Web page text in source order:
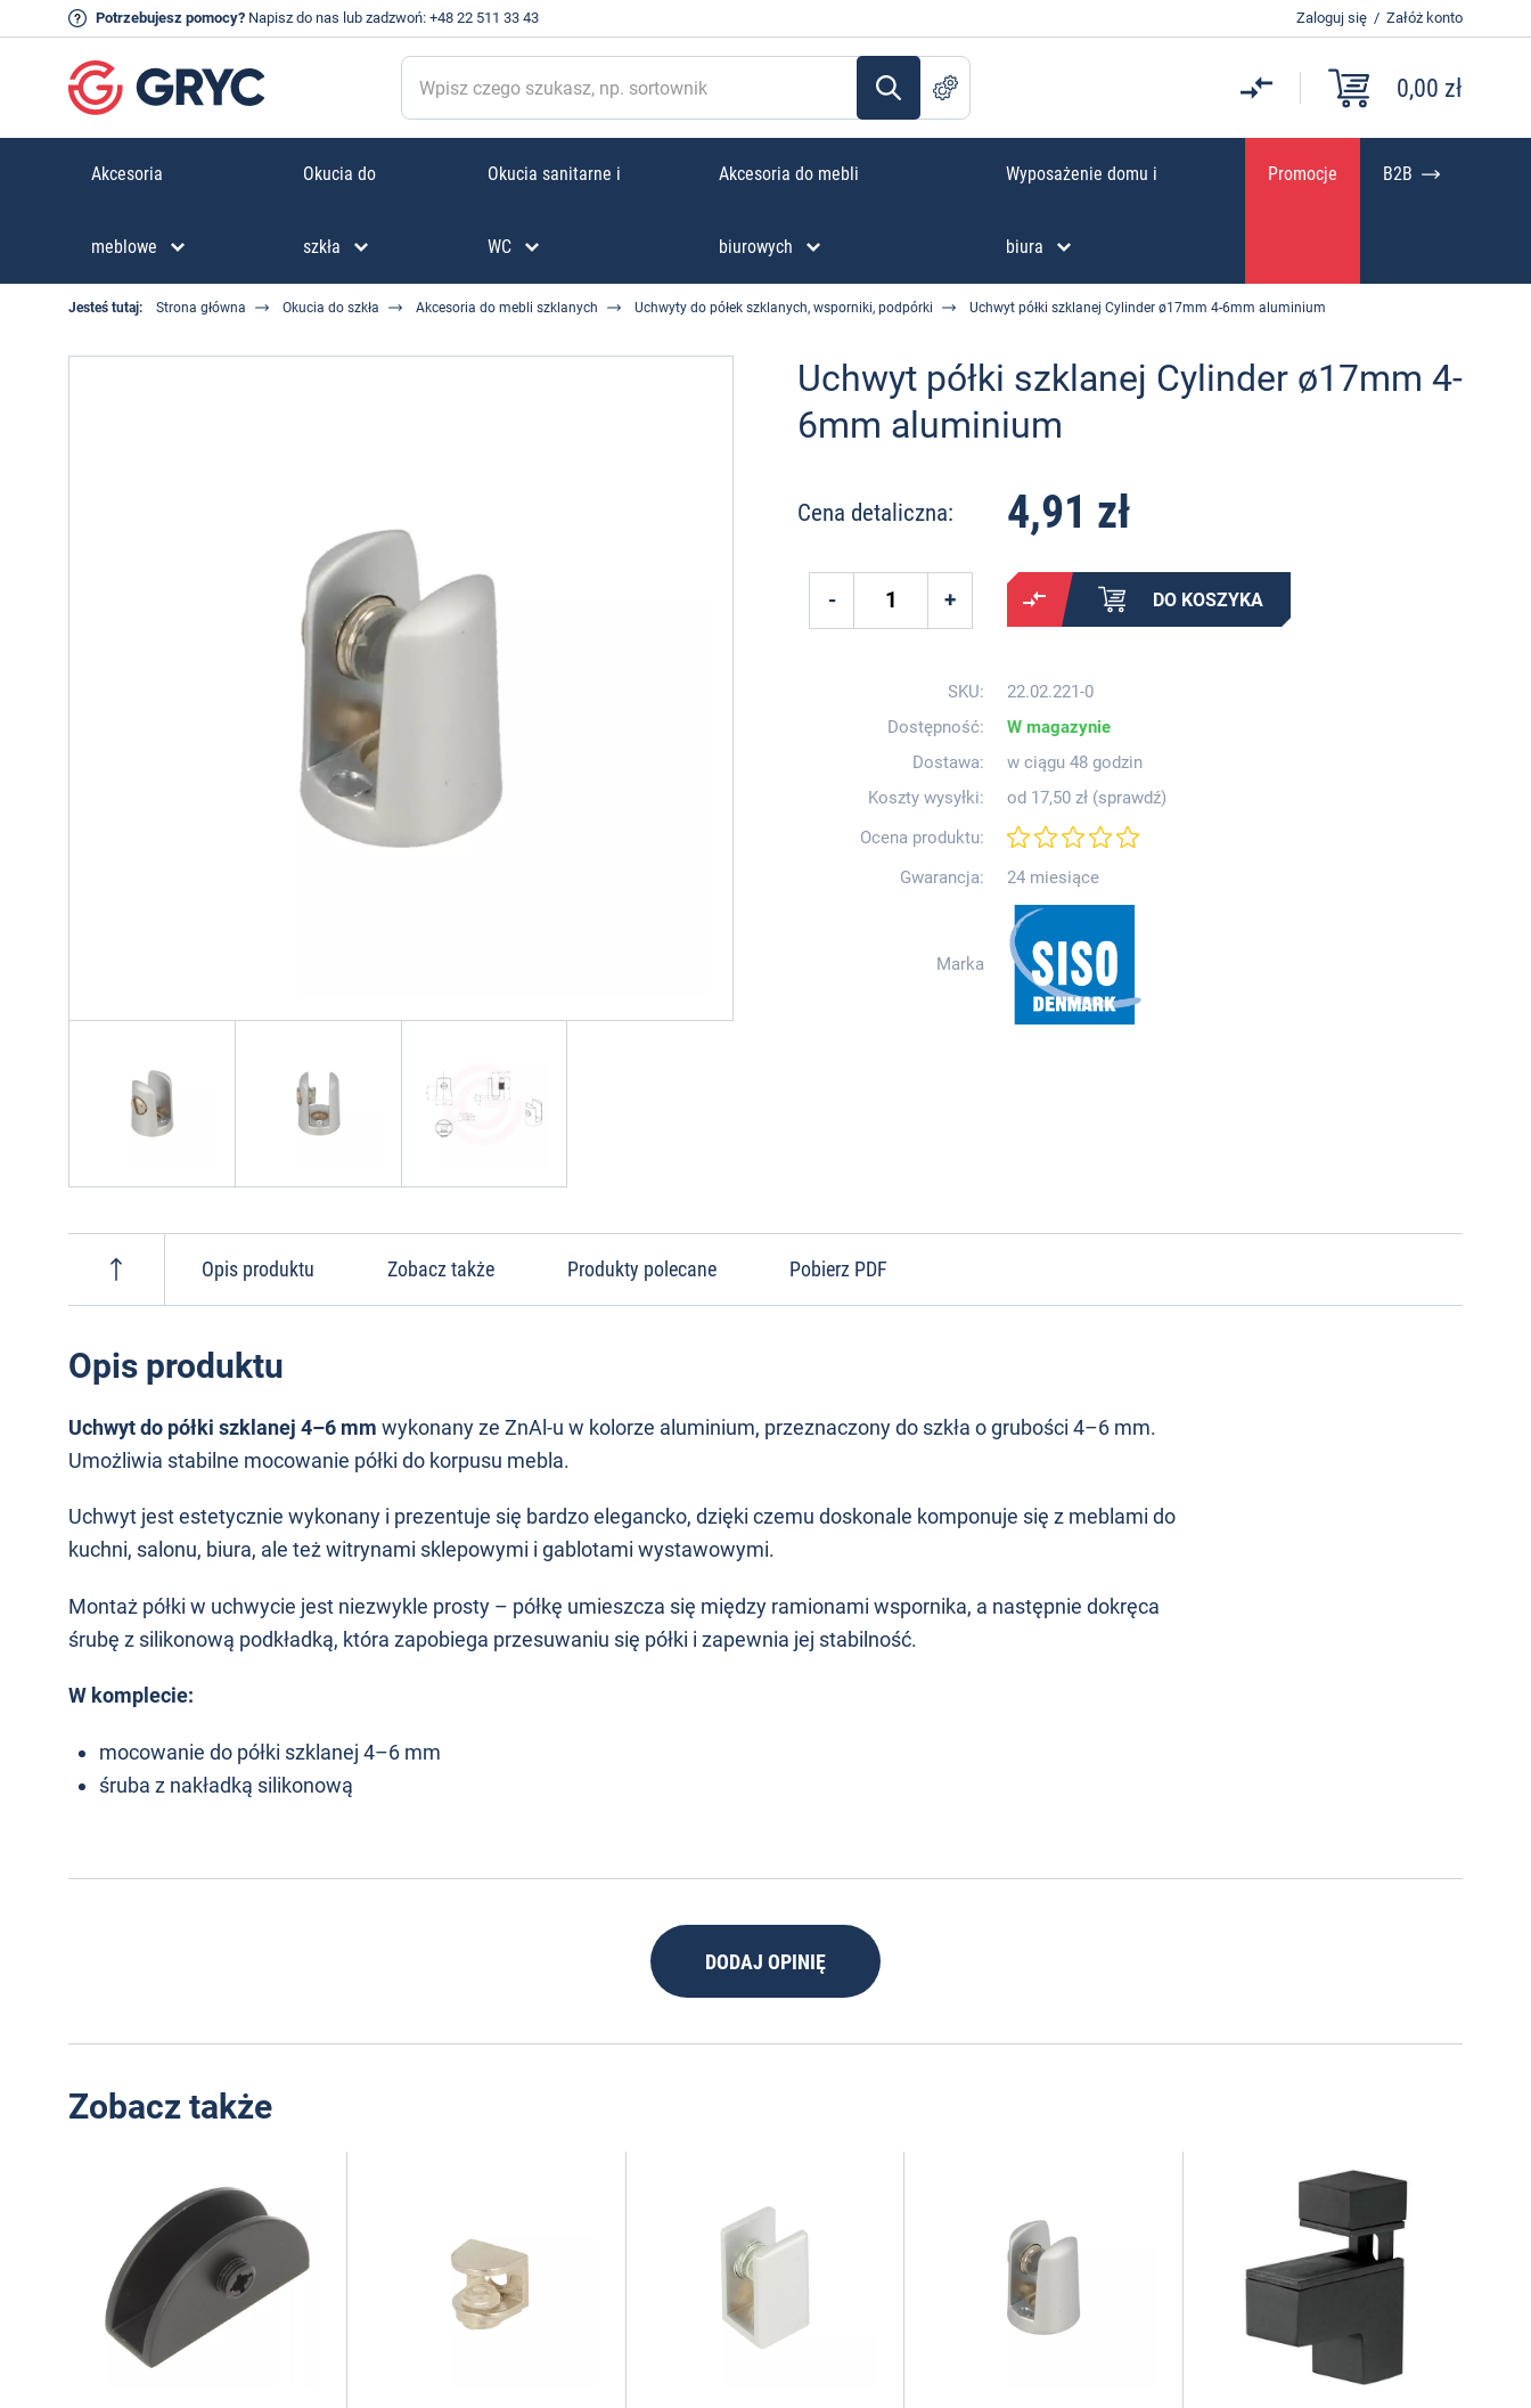
Potrzebujesz pomocy? Napisz do nas lub zadzwoń: +48 22 511 33 43 Zaloguj się / Załóż konto
0,00 zł
Akcesoria
meblowe
Okucia do
szkła
Okucia sanitarne i
WC
Akcesoria do mebli
biurowych
Wyposażenie domu i
biura
Promocje B2B
Jesteś tutaj: Strona główna Okucia do szkła Akcesoria do mebli szklanych Uchwyty do półek szklanych, wsporniki, podpórki Uchwyt półki szklanej Cylinder ø17mm 4-6mm aluminium
Uchwyt półki szklanej Cylinder ø17mm 4-
6mm aluminium
Cena detaliczna: 4,91 zł
DO KOSZYKA
SKU:
22.02.221-0
Dostępność:
W magazynie
Dostawa:
w ciągu 48 godzin
Koszty wysyłki:
od 17,50 zł (sprawdź)
Ocena produktu:
Gwarancja:
24 miesiące
Marka
Opis produktu Zobacz także Produkty polecane Pobierz PDF
Opis produktu
Uchwyt do półki szklanej 4–6 mm wykonany ze ZnAl-u w kolorze aluminium, przeznaczony do szkła o grubości 4–6 mm.
Umożliwia stabilne mocowanie półki do korpusu mebla.
Uchwyt jest estetycznie wykonany i prezentuje się bardzo elegancko, dzięki czemu doskonale komponuje się z meblami do
kuchni, salonu, biura, ale też witrynami sklepowymi i gablotami wystawowymi.
Montaż półki w uchwycie jest niezwykle prosty – półkę umieszcza się między ramionami wspornika, a następnie dokręca
śrubę z silikonową podkładką, która zapobiega przesuwaniu się półki i zapewnia jej stabilność.
W komplecie:
mocowanie do półki szklanej 4–6 mm
śruba z nakładką silikonową
DODAJ OPINIĘ
Zobacz także